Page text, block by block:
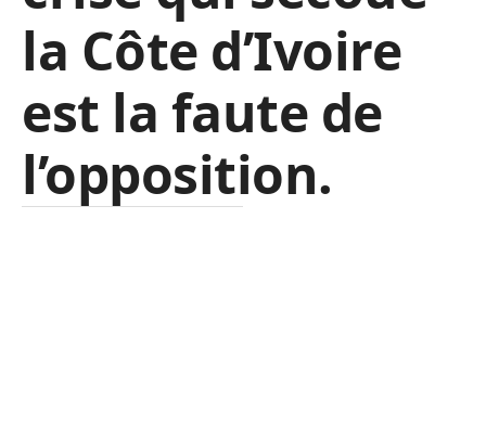
la Côte d’Ivoire
est la faute de
l’opposition.